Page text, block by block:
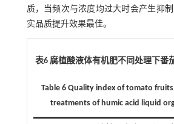
质，当频次与浓度均过大时会产生抑制
实品质提升效果最佳。
表6 腐植酸液体有机肥不同处理下番
Table 6 Quality index of tomato
treatments of humic acid liquid